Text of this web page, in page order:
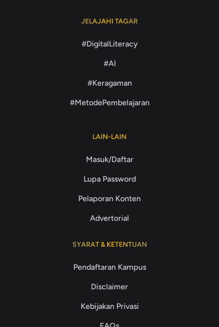
JELAJAHI TAGAR
#DigitalLiteracy
#AI
#Keragaman
#MetodePembelajaran
LAIN-LAIN
Masuk/Daftar
Lupa Password
Pelaporan Konten
Advertorial
SYARAT & KETENTUAN
Pendaftaran Kampus
Disclaimer
Kebijakan Privasi